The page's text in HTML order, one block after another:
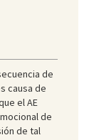
de
causa de
el AE
de
de tal